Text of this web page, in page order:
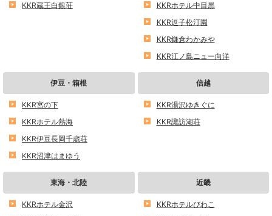
KKR蔵王白銀荘 KKRホテル中目黒
KKR逗子松汀園
KKR鎌倉わかみや
KKR江ノ島ニュー向洋
伊豆・箱根
KKR宮の下
KKRホテル熱海
KKR伊豆長岡千歳荘
KKR沼津はまゆう
信越
KKR湯沢ゆきぐに
KKR諏訪湖荘
東海・北陸
KKRホテル金沢
近畿
KKRホテルびわこ